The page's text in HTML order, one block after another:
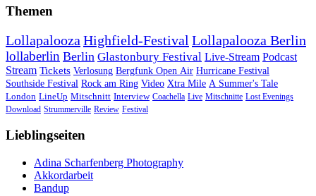
Themen
Lollapalooza Highfield-Festival Lollapalooza Berlin
lollaberlin Berlin Glastonbury Festival Live-Stream Podcast
Stream Tickets Verlosung Bergfunk Open Air Hurricane Festival
Southside Festival Rock am Ring Video Xtra Mile A Summer's Tale
London LineUp Mitschnitt Interview Coachella Live Mitschnitte Lost Evenings
Download Strummerville Review Festival
Lieblingseiten
Adina Scharfenberg Photography
Akkordarbeit
Bandup